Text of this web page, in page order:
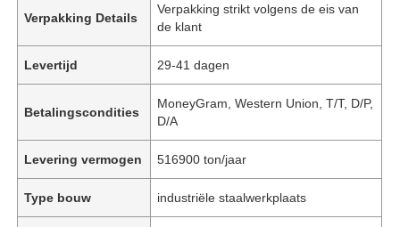
Verpakking Details
Verpakking strikt volgens de eis van
de klant
Levertijd 29-41 dagen
Betalingscondities
MoneyGram, Western Union, T/T, D/P,
D/A
Levering vermogen 516900 ton/jaar
Type bouw industriële staalwerkplaats